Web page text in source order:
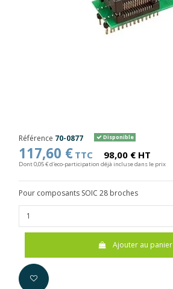
Référence 70-0877 Disponible
117,60 € TTC 98,00 € HT
Dont 0,05 € d'eco-participation déjà incluse dans le prix
Pour composants SOIC 28 broches
Ajouter au panier